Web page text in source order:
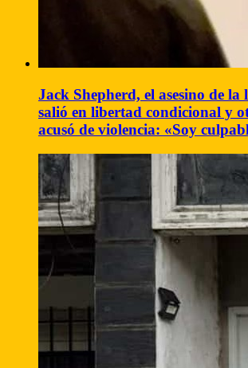
Jack Shepherd, el asesino de
salió en libertad condicional y
acusó de violencia: «Soy